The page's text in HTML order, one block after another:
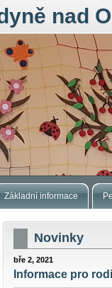
nad
Základní informace
Novinky
bře 2, 2021
Informace pro